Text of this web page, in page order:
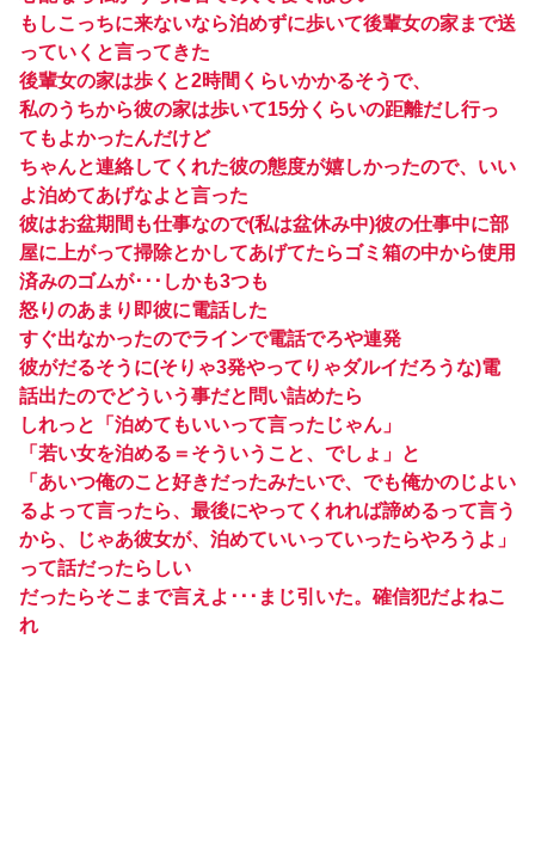
もしこっちに来ないなら泊めずに歩いて後輩女の家まで送
っていくと言ってきた
後輩女の家は歩くと2時間くらいかかるそうで、
私のうちから彼の家は歩いて15分くらいの距離だし行っ
てもよかったんだけど
ちゃんと連絡してくれた彼の態度が嬉しかったので、いい
よ泊めてあげなよと言った
彼はお盆期間も仕事なので(私は盆休み中)彼の仕事中に部
屋に上がって掃除とかしてあげてたらゴミ箱の中から使用
済みのゴムが･･･しかも3つも
怒りのあまり即彼に電話した
すぐ出なかったのでラインで電話でろや連発
彼がだるそうに(そりゃ3発やってりゃダルイだろうな)電
話出たのでどういう事だと問い詰めたら
しれっと「泊めてもいいって言ったじゃん」
「若い女を泊める＝そういうこと、でしょ」と
「あいつ俺のこと好きだったみたいで、でも俺かのじよい
るよって言ったら、最後にやってくれれば諦めるって言う
から、じゃあ彼女が、泊めていいっていったらやろうよ」
って話だったらしい
だったらそこまで言えよ･･･まじ引いた。確信犯だよねこ
れ